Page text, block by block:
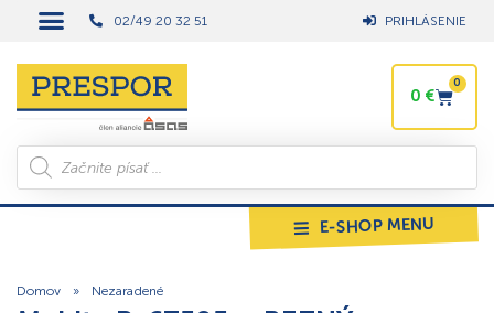
02/49 20 32 51 PRIHLÁSENIE
0 €
0
E-SHOP MENU
Domov » Nezaradené